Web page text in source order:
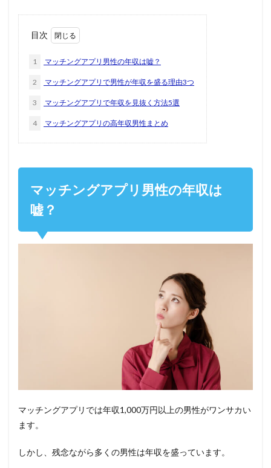
目次
1 マッチングアプリ男性の年収は嘘？
2 マッチングアプリで男性が年収を盛る理由3つ
3 マッチングアプリで年収を見抜く方法5選
4 マッチングアプリの高年収男性まとめ
マッチングアプリ男性の年収は
嘘？
マッチングアプリでは年収1,000万円以上の男性がワンサカい
ます。
しかし、残念ながら多くの男性は年収を盛っています。